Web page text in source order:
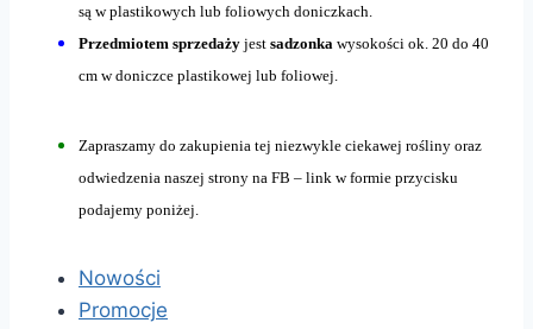
są w plastikowych lub foliowych doniczkach.
Przedmiotem sprzedaży jest sadzonka wysokości ok. 20 do 40
cm w doniczce plastikowej lub foliowej.
Zapraszamy do zakupienia tej niezwykle ciekawej rośliny oraz
odwiedzenia naszej strony na FB – link w formie przycisku
podajemy poniżej.
Nowości
Promocje